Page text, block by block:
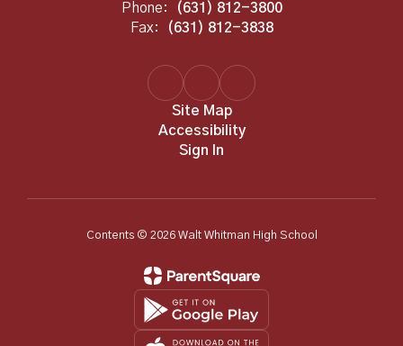
Phone:
(631) 812-3800
Fax:
(631) 812-3838
Site Map
Accessibility
Sign In
Contents © 2026 Walt Whitman High School